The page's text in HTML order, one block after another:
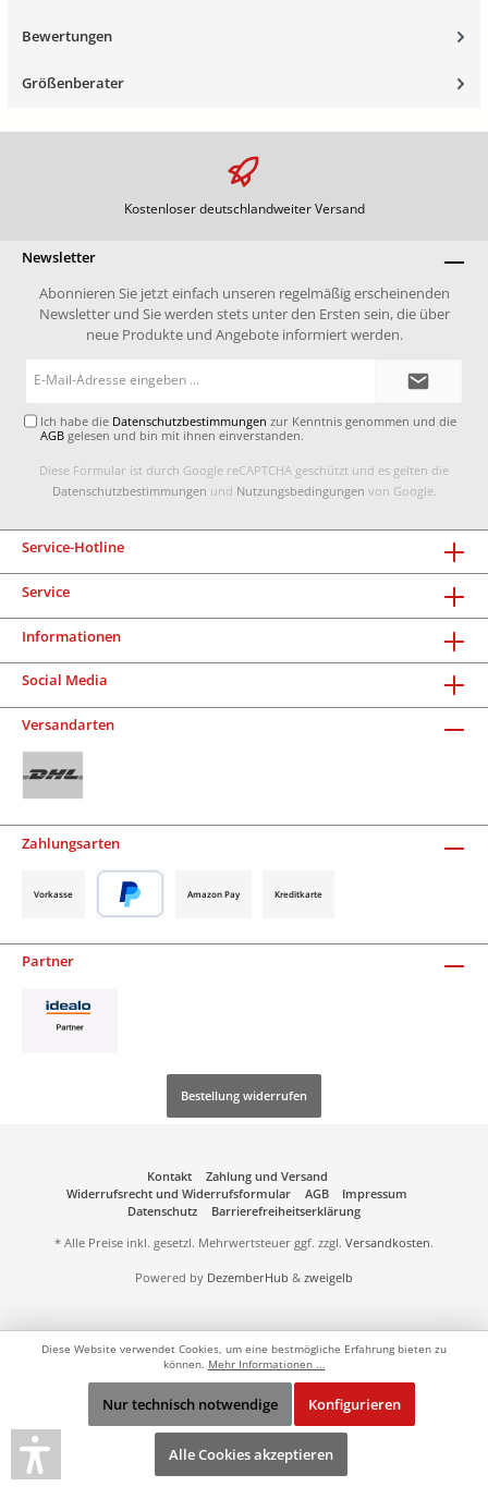
Bewertungen
Größenberater
Kostenloser deutschlandweiter Versand
Newsletter
Abonnieren Sie jetzt einfach unseren regelmäßig erscheinenden
Newsletter und Sie werden stets unter den Ersten sein, die über
neue Produkte und Angebote informiert werden.
Ich habe die Datenschutzbestimmungen zur Kenntnis genommen und die
AGB gelesen und bin mit ihnen einverstanden.
Diese Formular ist durch Google reCAPTCHA geschützt und es gelten die
Datenschutzbestimmungen und Nutzungsbedingungen von Google.
Service-Hotline
Service
Informationen
Social Media
Versandarten
Zahlungsarten
Vorkasse Amazon Pay Kreditkarte
Partner
Bestellung widerrufen
Kontakt
Zahlung und Versand
Widerrufsrecht und Widerrufsformular
AGB
Impressum
Datenschutz
Barrierefreiheitserklärung
* Alle Preise inkl. gesetzl. Mehrwertsteuer ggf. zzgl. Versandkosten.
Powered by DezemberHub & zweigelb
Diese Website verwendet Cookies, um eine bestmögliche Erfahrung bieten zu
können. Mehr Informationen ...
Nur technisch notwendige Konfigurieren
Alle Cookies akzeptieren